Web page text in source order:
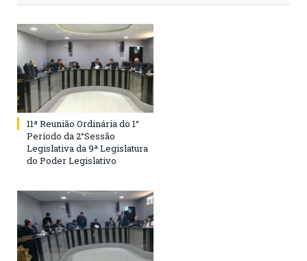
11ª Reunião Ordinária do 1°
Período da 2°Sessão
Legislativa da 9ª Legislatura
do Poder Legislativo